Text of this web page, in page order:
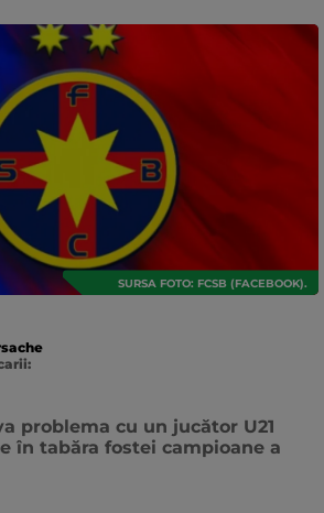
SURSA FOTO: FCSB (FACEBOOK).
problema cu un jucător U21
în tabăra fostei campioane a